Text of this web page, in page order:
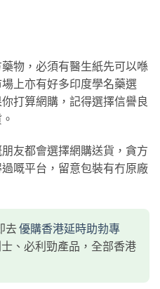
物，必須有醫生紙先可以喺
上亦有好多印度學名藥選
打算網購，記得選擇信譽良
友都會選擇網購送貨，貪方
嘅平台，留意包裝有冇原廠
去優購香港延時助勃專
、必利勁產品，全部香港